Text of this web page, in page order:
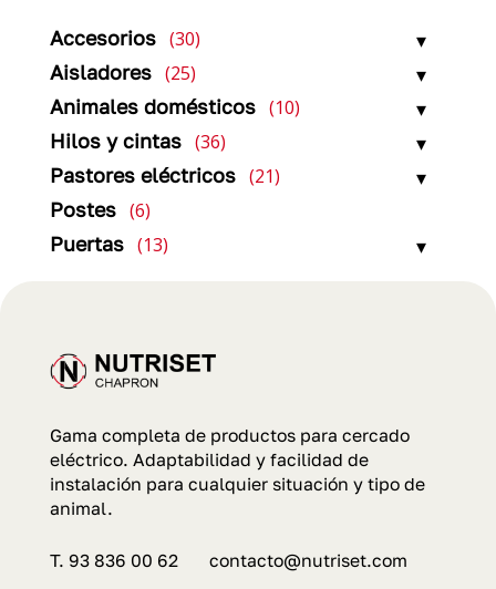
Accesorios 3030
Aisladores 2525
productos
Animales domésticos 1010
Hilos y cintas 3636
Pastores eléctricos 2121
Postes 66
Puertas 1313
Gama completa de productos para cercado
eléctrico. Adaptabilidad y facilidad de
instalación para cualquier situación y tipo de
animal.
T. 93 836 00 62 contacto@nutriset.com